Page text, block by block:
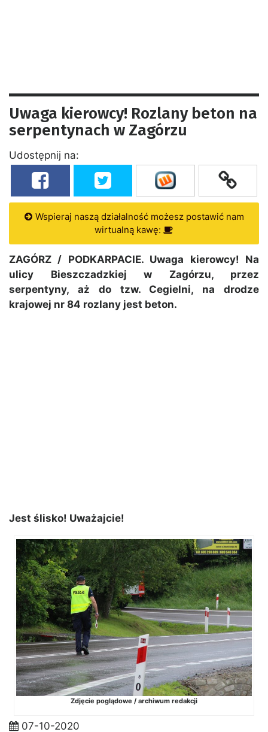
Uwaga kierowcy! Rozlany beton na
serpentynach w Zagórzu
Udostępnij na:
Wspieraj naszą działalność możesz postawić nam
wirtualną kawę:
ZAGÓRZ / PODKARPACIE. Uwaga kierowcy! Na
ulicy Bieszczadzkiej w Zagórzu, przez
serpentyny, aż do tzw. Cegielni, na drodze
krajowej nr 84 rozlany jest beton.
Jest ślisko! Uważajcie!
Zdjęcie poglądowe / archiwum redakcji
07-10-2020